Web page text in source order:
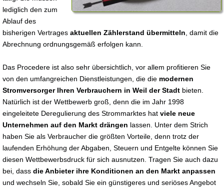
lediglich den zum
Ablauf des
bisherigen Vertrages aktuellen Zählerstand übermitteln , damit die
Abrechnung ordnungsgemäß erfolgen kann.
Das Procedere ist also sehr übersichtlich, vor allem profitieren Sie
von den umfangreichen Dienstleistungen, die die modernen
Stromversorger Ihren Verbrauchern in Weil der Stadt bieten.
Natürlich ist der Wettbewerb groß, denn die im Jahr 1998
eingeleitete Deregulierung des Strommarktes hat viele neue
Unternehmen auf den Markt drängen lassen. Unter dem Strich
haben Sie als Verbraucher die größten Vorteile, denn trotz der
laufenden Erhöhung der Abgaben, Steuern und Entgelte können Sie
diesen Wettbewerbsdruck für sich ausnutzen. Tragen Sie auch dazu
bei, dass die Anbieter ihre Konditionen an den Markt anpassen
und wechseln Sie, sobald Sie ein günstigeres und seriöses Angebot